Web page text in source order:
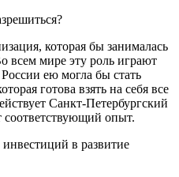
которая бы занималась
всем мире эту роль играют
ею могла бы стать
готова взять на себя все
Санкт-Петербургский
опыт.
в развитие